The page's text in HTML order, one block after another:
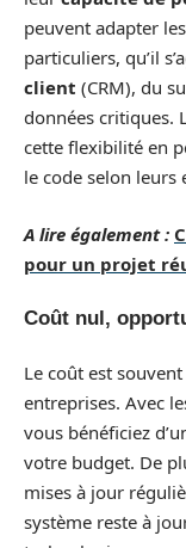
peuvent adapter
particuliers, qu’il
client (CRM), du
données critiques.
cette flexibilité en
le code selon leurs
A lire également :
pour un projet
Coût nul,
Le coût est
entreprises. Avec
vous bénéficiez
votre budget. De
mises à jour
système reste à